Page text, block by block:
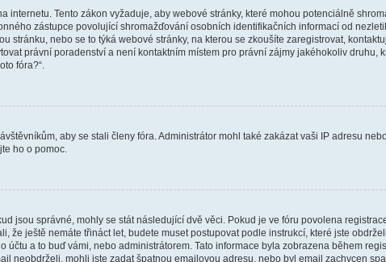
internetu. Tento zákon vyžaduje, aby webové stránky, které mohou potenciálně
zástupce povolující shromažďování osobních identifikačních informací od
stránku, nebo se to týká webové stránky, na kterou se zkoušíte zaregistrovat,
právní poradenství a není kontaktním místem pro právní zájmy jakéhokoliv druhu,
fóra?“.
aby se stali členy fóra. Administrátor mohl také zakázat vaši IP adresu
ho o pomoc.
jsou správné, mohly se stát následující dvě věci. Pokud je ve fóru povolena
že ještě nemáte třináct let, budete muset postupovat podle instrukcí, které jste
a to buď vámi, nebo administrátorem. Tato informace byla zobrazena během
neobdrželi, mohli jste zadat špatnou emailovou adresu, nebo byl email zachycen